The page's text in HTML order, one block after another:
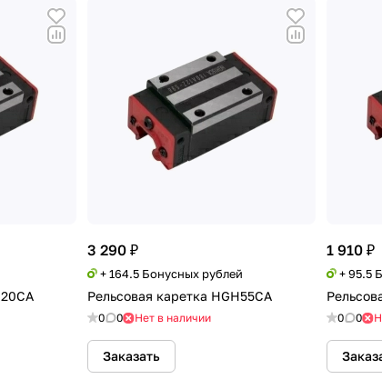
3 290 ₽
+ 164.5 Бонусных рублей
Рельсовая каретка HGH55CA
0 0 Нет в наличии
Заказать
1 910 ₽
+ 95.5
0 0